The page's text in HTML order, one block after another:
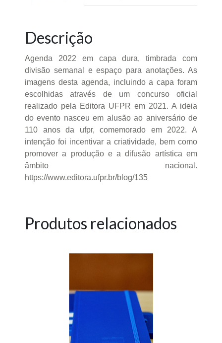
Descrição
Agenda 2022 em capa dura, timbrada com
divisão semanal e espaço para anotações. As
imagens desta agenda, incluindo a capa foram
escolhidas através de um concurso oficial
realizado pela Editora UFPR em 2021. A ideia
do evento nasceu em alusão ao aniversário de
110 anos da ufpr, comemorado em 2022. A
intenção foi incentivar a criatividade, bem como
promover a produção e a difusão artística em
âmbito nacional.
https://www.editora.ufpr.br/blog/135
Produtos relacionados